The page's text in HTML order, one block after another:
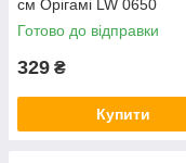
см Орігамі LW 0650
Готово до відправки
329 ₴
Купити